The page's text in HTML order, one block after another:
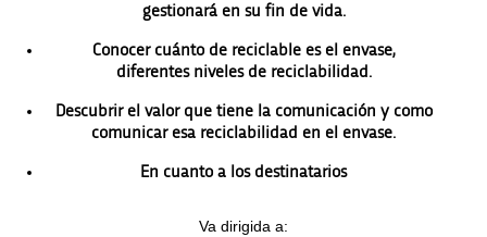
gestionará en su fin de vida.
Conocer cuánto de reciclable es el envase,
diferentes niveles de reciclabilidad.
Descubrir el valor que tiene la comunicación y como
comunicar esa reciclabilidad en el envase.
En cuanto a los destinatarios
Va dirigida a: